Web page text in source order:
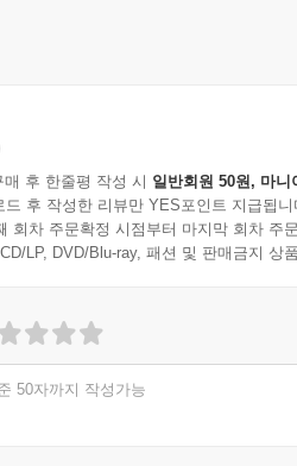
후 한줄평 작성 시 일반회원 50원, 마니
드 후 작성한 리뷰만 YES포인트 지급됩니
회차 주문확정 시점부터 마지막 회차 주
LP, DVD/Blu-ray, 패션 및 판매금지 상
50자까지 작성가능